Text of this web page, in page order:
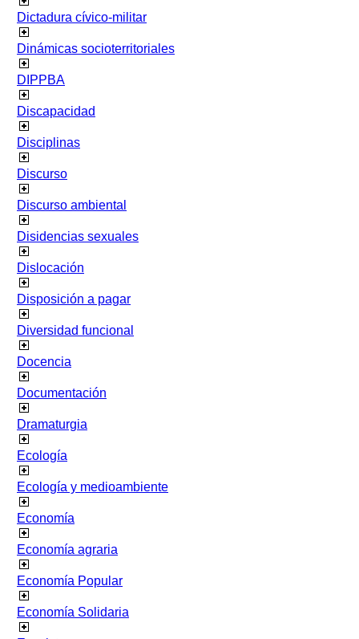
Dictadura cívico-militar
Dinámicas socioterritoriales
DIPPBA
Discapacidad
Disciplinas
Discurso
Discurso ambiental
Disidencias sexuales
Dislocación
Disposición a pagar
Diversidad funcional
Docencia
Documentación
Dramaturgia
Ecología
Ecología y medioambiente
Economía
Economía agraria
Economía Popular
Economía Solidaria